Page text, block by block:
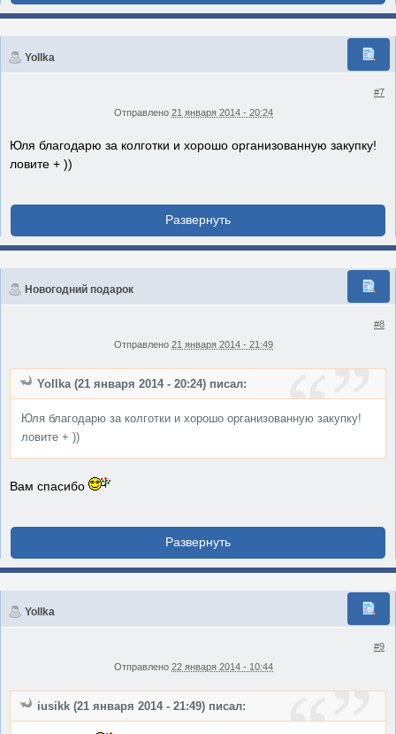
Yollka
#7
Отправлено 21 января 2014 - 20:24
Юля благодарю за колготки и хорошо организованную закупку!
ловите + ))
Новогодний подарок
#8
Отправлено 21 января 2014 - 21:49
Yollka (21 января 2014 - 20:24) писал:
Юля благодарю за колготки и хорошо организованную закупку!
ловите + ))
Вам спасибо
Yollka
#9
Отправлено 22 января 2014 - 10:44
iusikk (21 января 2014 - 21:49) писал: